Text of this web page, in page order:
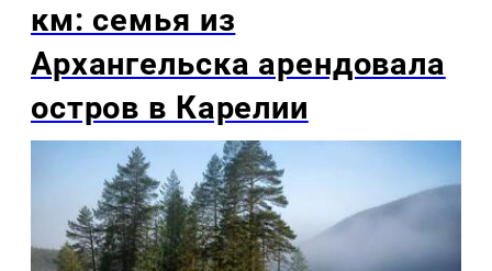
км: семья из
Архангельска арендовала
остров в Карелии